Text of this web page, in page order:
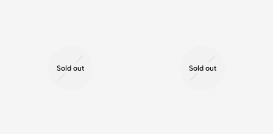
Sold out Sold out